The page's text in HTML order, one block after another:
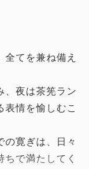
てを兼ね備え
、夜は茶筅ラン
表情を愉しむこ
の寛ぎは、日々
で満たしてく